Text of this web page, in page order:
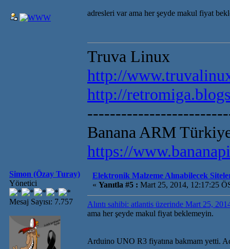
adresleri var ama her şeyde makul fiyat
Truva Linux
http://
http://
Banana ARM
https://
Simon (Özay Turay)
Yönetici
Mesaj Sayısı: 7.757
Elektronik Malzeme Alınabilecek
« Yanıtla #5 : Mart 25, 2014, 12:17:25
Alıntı sahibi: atlantis üzerinde Mart 25,
ama her şeyde makul fiyat beklemeyin.
Arduino UNO R3 fiyatına bakmam yetti.